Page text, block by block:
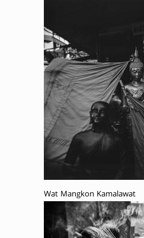
Wat Mangkon Kamalawat